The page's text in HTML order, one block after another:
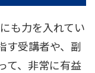
にも力を入れてい
す受講者や、副
て、非常に有益